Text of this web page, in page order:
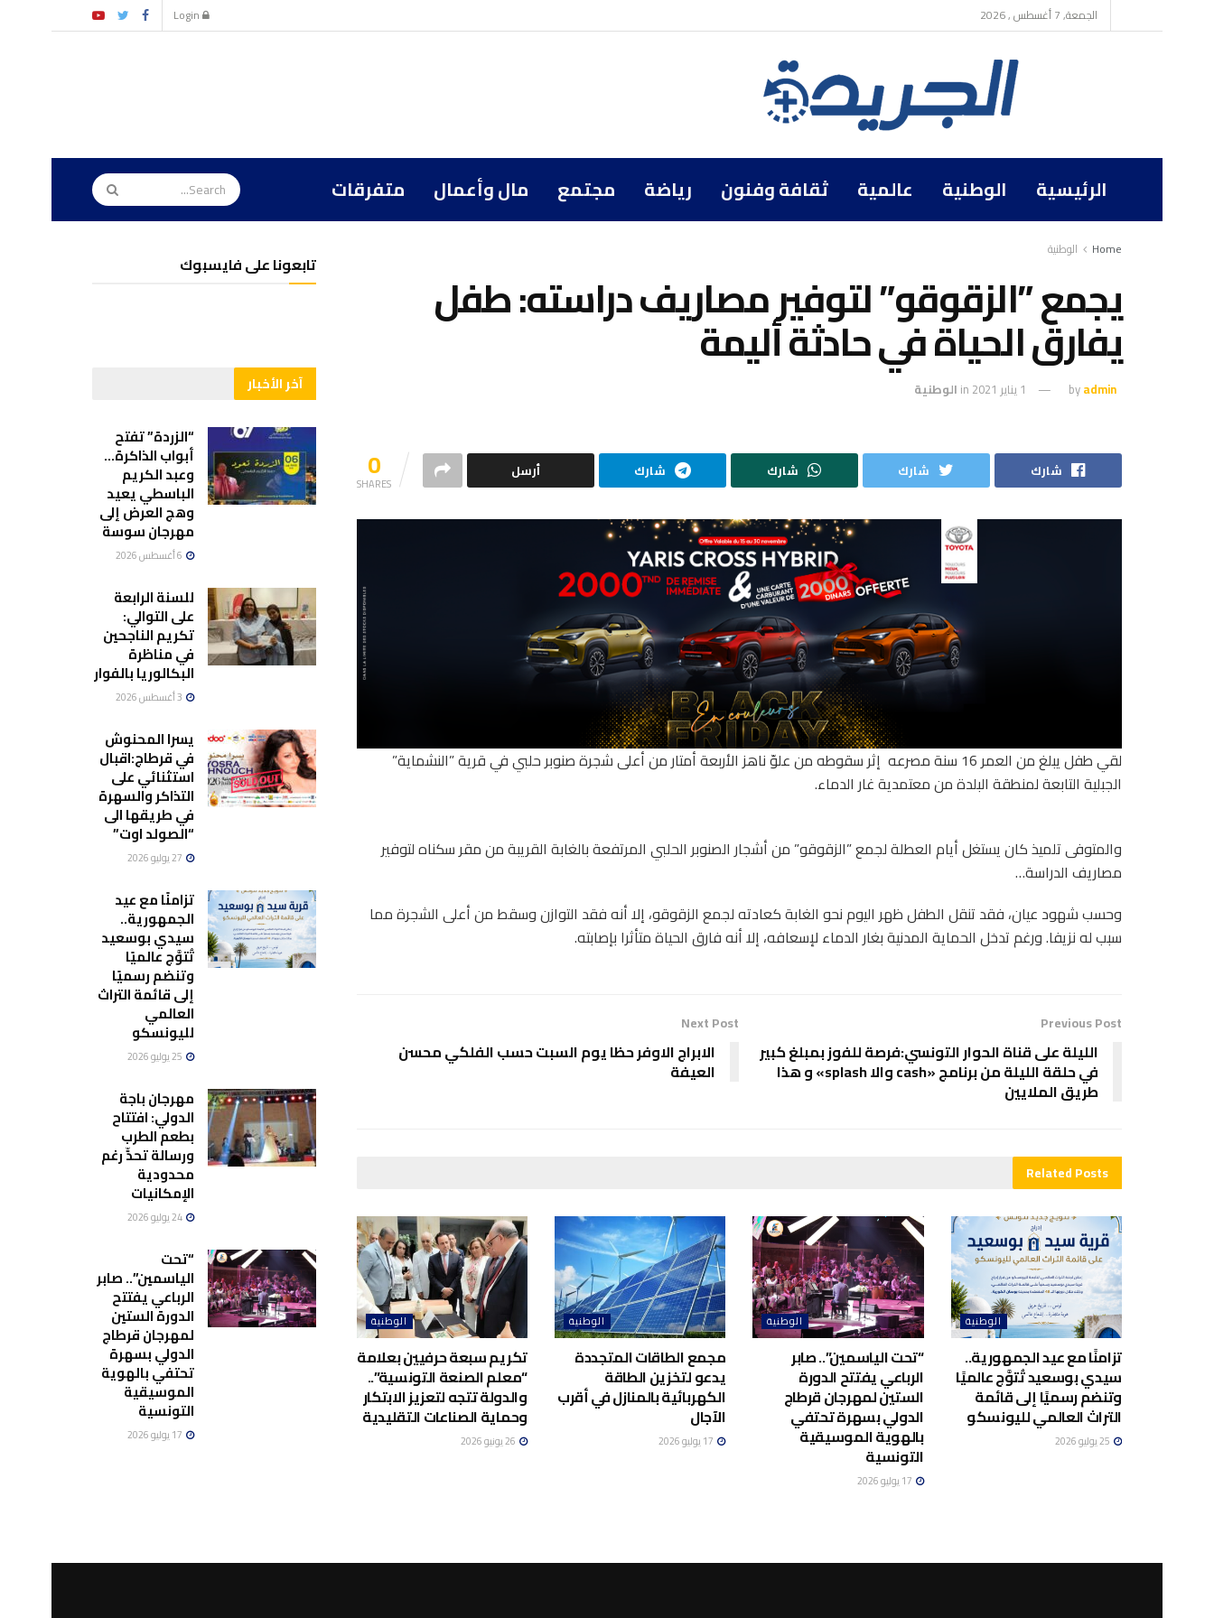
الجمعة, 7 أغسطس , 2026
الرئيسية الوطنية عالمية ثقافة وفنون رياضة مجتمع مال وأعمال متفرقات
Home الوطنية
يجمع ”الزقوقو” لتوفير مصاريف دراسته: طفل
يفارق الحياة في حادثة أليمة
byadmin 1 يناير 2021 in الوطنية
0
SHARES
شارك شارك شارك شارك أرسل
لقي طفل يبلغ من العمر 16 سنة مصرعه إثر سقوطه من علوّ ناهز الأربعة أمتار من أعلى شجرة صنوبر حلبي في قرية ”النشماية”
الجبلية التابعة لمنطقة البلدة من معتمدية غار الدماء.
والمتوفى تلميذ كان يستغل أيام العطلة لجمع ”الزقوقو” من أشجار الصنوبر الحلبي المرتفعة بالغابة القريبة من مقر سكناه لتوفير
مصاريف الدراسة…
وحسب شهود عيان، فقد تنقل الطفل ظهر اليوم نحو الغابة كعادته لجمع الزقوقو، إلا أنه فقد التوازن وسقط من أعلى الشجرة مما
سبب له نزيفا. ورغم تدخل الحماية المدنية بغار الدماء لإسعافه، إلا أنه فارق الحياة متأثرا بإصابته.
Previous Post
الليلة على قناة الحوار التونسي:فرصة للفوز بمبلغ كبير
في حلقة الليلة من برنامج «cash والا splash» و هذا
طريق الملايين
Next Post
الابراج الاوفر حظا يوم السبت حسب الفلكي محسن
العيفة
RelatedPosts
الوطنية
تزامنًا مع عيد الجمهورية..
سيدي بوسعيد تُتوَّج عالميًا
وتنضم رسميًا إلى قائمة
التراث العالمي لليونسكو
الوطنية
“تحت الياسمين”.. صابر
الرباعي يفتتح الدورة
الستين لمهرجان قرطاج
الدولي بسهرة تحتفي
بالهوية الموسيقية
التونسية
الوطنية
مجمع الطاقات المتجددة
يدعو لتخزين الطاقة
الكهربائية بالمنازل في أقرب
الآجال
الوطنية
تكريم سبعة حرفيين بعلامة
“معلم الصنعة التونسية”..
والدولة تتجه لتعزيز الابتكار
وحماية الصناعات التقليدية
تابعونا على فايسبوك
آخر الأخبار
“الزردة” تفتح
أبواب الذاكرة…
وعبد الكريم
الباسطي يعيد
وهج العرض إلى
مهرجان سوسة
للسنة الرابعة
على التوالي:
تكريم الناجحين
في مناظرة
البكالوريا بالفوار
يسرا المحنوش
في قرطاج:اقبال
استثنائي على
التذاكر والسهرة
في طريقها الى
“الصولد اوت”
تزامنًا مع عيد
الجمهورية..
سيدي بوسعيد
تُتوَّج عالميًا
وتنضم رسميًا
إلى قائمة التراث
العالمي
لليونسكو
مهرجان باجة
الدولي: افتتاح
بطعم الطرب
ورسالة تحدٍّ رغم
محدودية
الإمكانيات
24 يوليو 2026
“تحت
الياسمين”.. صابر
الرباعي يفتتح
الدورة الستين
لمهرجان قرطاج
الدولي بسهرة
تحتفي بالهوية
الموسيقية
التونسية